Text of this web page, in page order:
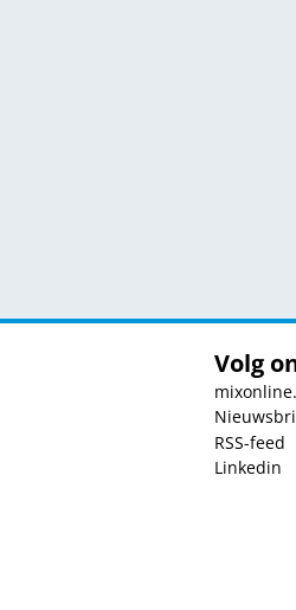
Volg
RSS-feed
Linkedin